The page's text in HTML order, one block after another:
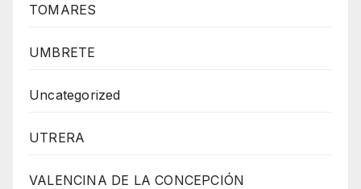
TOMARES
UMBRETE
Uncategorized
UTRERA
VALENCINA DE LA CONCEPCIÓN